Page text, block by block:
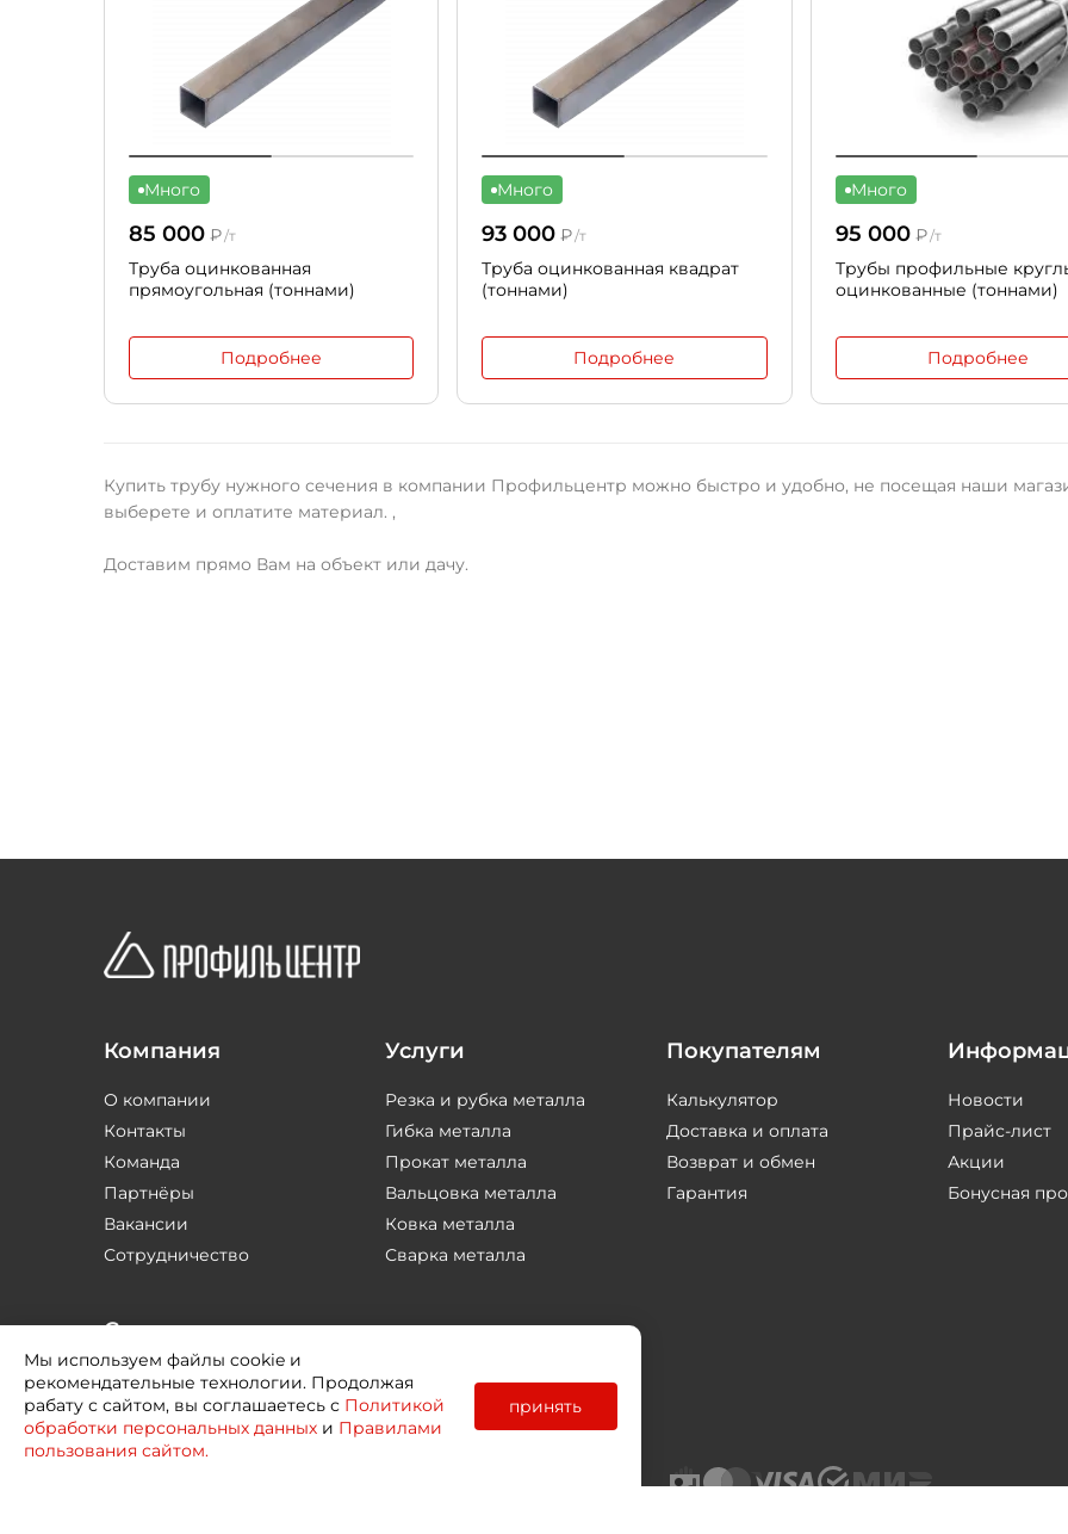
Много
85 000 ₽/т
Труба оцинкованная
прямоугольная (тоннами)
Подробнее
Много
93 000 ₽/т
Труба оцинкованная квадрат
(тоннами)
Подробнее
Много
95 000₽/т
Трубы профильные
оцинкованные (тоннами)
Подробнее
Купить трубу нужного сечения в компании Профильцентр можно быстро и удобно, не посещая наши
выберете и оплатите материал. ,
Доставим прямо Вам на объект или дачу.
Компания
О компании
Контакты
Команда
Партнёры
Вакансии
Сотрудничество
Услуги
Резка и рубка металла
Гибка металла
Прокат металла
Вальцовка металла
Ковка металла
Сварка металла
Покупателям
Калькулятор
Доставка и оплата
Возврат и обмен
Гарантия
Новости
Прайс-лист
Акции
Бонусная
Соцсети
Мы используем файлы cookie и
рекомендательные технологии. Продолжая
рабату с сайтом, вы соглашаетесь с Политикой
обработки персональных данных и Правилами
пользования сайтом.
принять